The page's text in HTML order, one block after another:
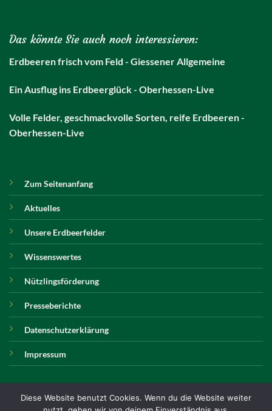
Das könnte Sie auch noch interessieren:
Erdbeeren frisch vom Feld - Giessener Allgemeine
Ein Ausflug ins Erdbeerglück - Oberhessen-Live
Volle Felder, geschmackvolle Sorten, reife Erdbeeren -
Oberhessen-Live
Zum Seitenanfang
Aktuelles
Unsere Erdbeerfelder
Wissenswertes
Nützlingsförderung
Presseberichte
Datenschutzerklärung
Impressum
Diese Website benutzt Cookies. Wenn du die Website weiter